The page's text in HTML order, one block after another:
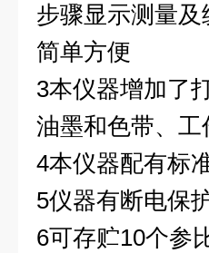
步骤显示测量
简单方便
3本仪器增加了
油墨和色带、
4本仪器配有标
5仪器有断电保
6可存贮10个参